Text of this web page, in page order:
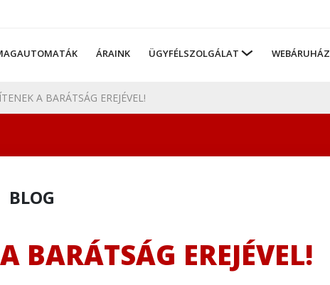
ÁRAINK ÜGYFÉLSZOLGÁLAT WEBÁRUHÁZ
A BARÁTSÁG EREJÉVEL!
BLOG
BARÁTSÁG EREJÉVEL!